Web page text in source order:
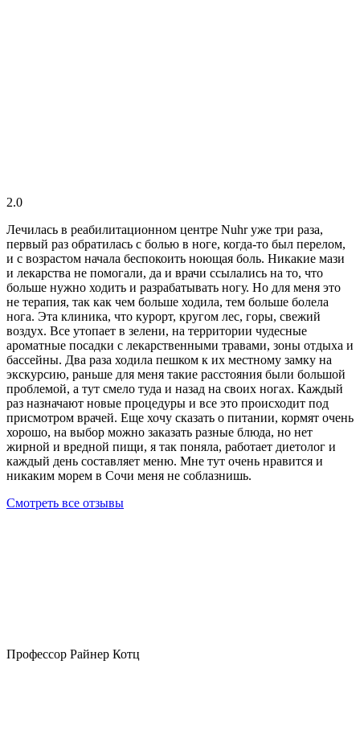
2.0
Лечилась в реабилитационном центре Nuhr уже три раза,
первый раз обратилась с болью в ноге, когда-то был перелом,
и с возрастом начала беспокоить ноющая боль. Никакие мази
и лекарства не помогали, да и врачи ссылались на то, что
больше нужно ходить и разрабатывать ногу. Но для меня это
не терапия, так как чем больше ходила, тем больше болела
нога. Эта клиника, что курорт, кругом лес, горы, свежий
воздух. Все утопает в зелени, на территории чудесные
ароматные посадки с лекарственными травами, зоны отдыха и
бассейны. Два раза ходила пешком к их местному замку на
экскурсию, раньше для меня такие расстояния были большой
проблемой, а тут смело туда и назад на своих ногах. Каждый
раз назначают новые процедуры и все это происходит под
присмотром врачей. Еще хочу сказать о питании, кормят очень
хорошо, на выбор можно заказать разные блюда, но нет
жирной и вредной пищи, я так поняла, работает диетолог и
каждый день составляет меню. Мне тут очень нравится и
никаким морем в Сочи меня не соблазнишь.
Смотреть все отзывы
Профессор Райнер Котц